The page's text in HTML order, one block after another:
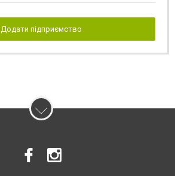
Додати підприємство